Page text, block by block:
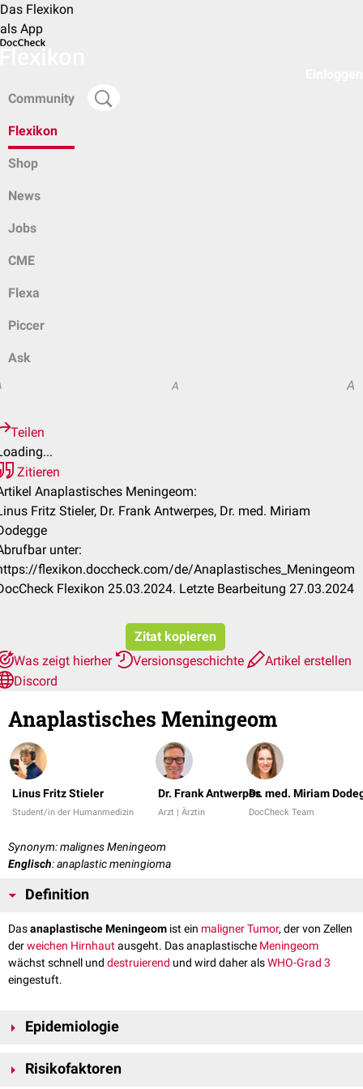
Das Flexikon
als App
Community
Flexikon
Shop
News
Jobs
CME
Flexa
Piccer
Ask
A A
Teilen
Zitieren
Anaplastisches Meningeom:
Fritz Stieler, Dr. Frank Antwerpes, Dr. med. Miriam
unter:
flexikon.doccheck.com/de/Anaplastisches_Meningeom
Flexikon 25.03.2024. Letzte Bearbeitung 27.03.2024
Zitat kopieren
Was zeigt hierher
Versionsgeschichte
Artikel erstellen
Discord
Anaplastisches Meningeom
Linus Fritz Stieler
Student/in der Humanmedizin
Dr. Frank Antwerpes
Arzt | Ärztin
Dr. med. Miriam
DocCheck Team
Synonym: malignes Meningeom
Englisch: anaplastic meningioma
Definition
Dasanaplastische Meningeom ist ein malignerTumor, der von Zellen
derweichen Hirnhautausgeht. Das anaplastische Meningeom
wächst schnell und destruierend und wird daher alsWHO-Grad 3
eingestuft.
Epidemiologie
aus und können in allen Altersgruppen auftreten. Der Häufigkeitsgipfel
Risikofaktoren